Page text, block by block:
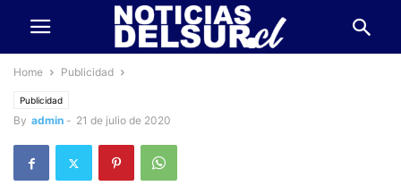
Home Publicidad
Publicidad
By admin - 21 de julio de 2020